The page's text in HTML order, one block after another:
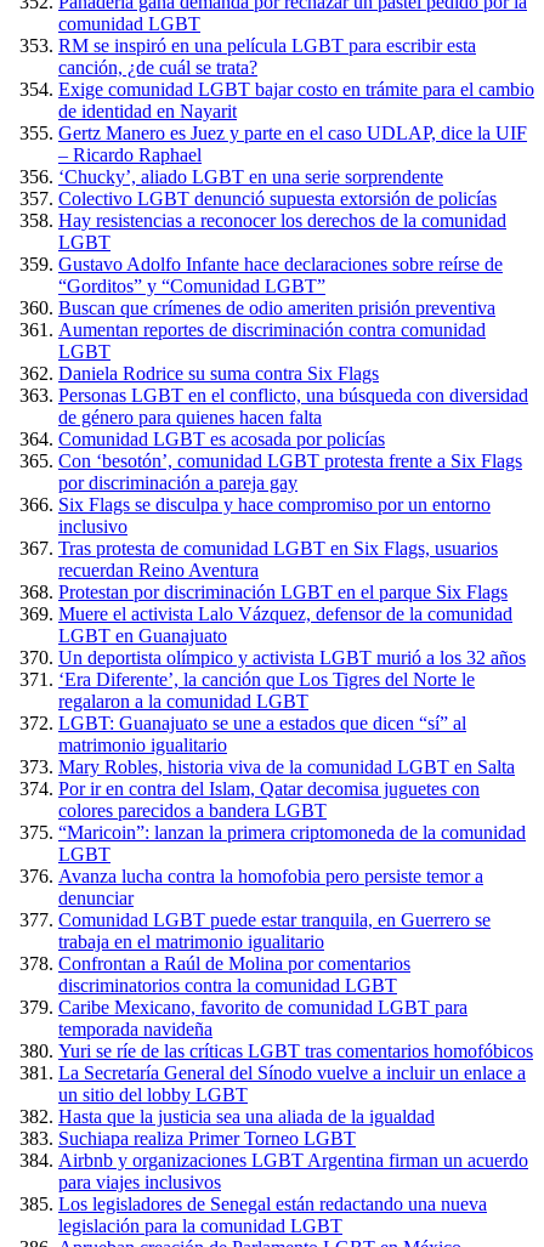
comunidad LGBT
RM se inspiró en una película LGBT para escribir esta
canción, ¿de cuál se trata?
Exige comunidad LGBT bajar costo en trámite para el cambio
de identidad en Nayarit
Gertz Manero es Juez y parte en el caso UDLAP, dice la UIF
– Ricardo Raphael
‘Chucky’, aliado LGBT en una serie sorprendente
Colectivo LGBT denunció supuesta extorsión de policías
Hay resistencias a reconocer los derechos de la comunidad
LGBT
Gustavo Adolfo Infante hace declaraciones sobre reírse de
“Gorditos” y “Comunidad LGBT”
Buscan que crímenes de odio ameriten prisión preventiva
Aumentan reportes de discriminación contra comunidad
LGBT
Daniela Rodrice su suma contra Six Flags
Personas LGBT en el conflicto, una búsqueda con diversidad
de género para quienes hacen falta
Comunidad LGBT es acosada por policías
Con ‘besotón’, comunidad LGBT protesta frente a Six Flags
por discriminación a pareja gay
Six Flags se disculpa y hace compromiso por un entorno
inclusivo
Tras protesta de comunidad LGBT en Six Flags, usuarios
recuerdan Reino Aventura
Protestan por discriminación LGBT en el parque Six Flags
Muere el activista Lalo Vázquez, defensor de la comunidad
LGBT en Guanajuato
Un deportista olímpico y activista LGBT murió a los 32 años
‘Era Diferente’, la canción que Los Tigres del Norte le
regalaron a la comunidad LGBT
LGBT: Guanajuato se une a estados que dicen “sí” al
matrimonio igualitario
Mary Robles, historia viva de la comunidad LGBT en Salta
Por ir en contra del Islam, Qatar decomisa juguetes con
colores parecidos a bandera LGBT
“Maricoin”: lanzan la primera criptomoneda de la comunidad
LGBT
Avanza lucha contra la homofobia pero persiste temor a
denunciar
Comunidad LGBT puede estar tranquila, en Guerrero se
trabaja en el matrimonio igualitario
Confrontan a Raúl de Molina por comentarios
discriminatorios contra la comunidad LGBT
Caribe Mexicano, favorito de comunidad LGBT para
temporada navideña
Yuri se ríe de las críticas LGBT tras comentarios homofóbicos
La Secretaría General del Sínodo vuelve a incluir un enlace a
un sitio del lobby LGBT
Hasta que la justicia sea una aliada de la igualdad
Suchiapa realiza Primer Torneo LGBT
Airbnb y organizaciones LGBT Argentina firman un acuerdo
para viajes inclusivos
Los legisladores de Senegal están redactando una nueva
legislación para la comunidad LGBT